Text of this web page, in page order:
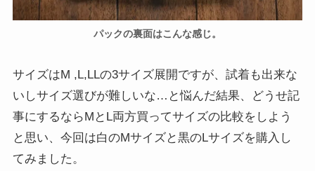
パックの裏面はこんな感じ。
サイズはM ,L,LLの3サイズ展開ですが、試着も出来な
いしサイズ選びが難しいな…と悩んだ結果、どうせ記
事にするならMとL両方買ってサイズの比較をしよう
と思い、今回は白のMサイズと黒のLサイズを購入し
てみました。